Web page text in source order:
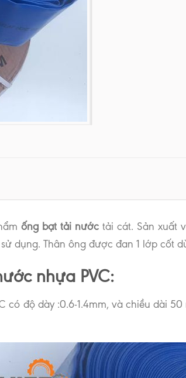
ống bạt tải nước tải cát. Sản xuất
dụng. Thân ông được đan 1 lớp cốt
nhựa PVC:
có độ dày :0.6-1.4mm, và chiều dài